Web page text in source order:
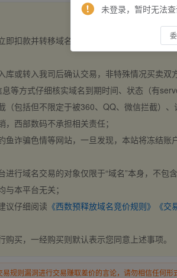
即扣款并转移域名，交易自动完成。买卖双
或转入我司后确认交易，非特殊情况买卖双
等方式仔细核实域名到期时间、状态（有
（包括但不限定于被360、QQ、微信拦截）
西部数码不承担相关责任；
鱼诈骗色情等网站，一旦发现，本站将冻结
进行域名交易的对象仅限于“域名”本身，不包
本平台无关；
议仔细阅读 《西数预释放域名竞价规则》 《交
买，一经购买则默认表示您同意上述事项。
规则漏洞进行交易赚取差价的言论，请勿相信任何形
未登录，暂时无法查